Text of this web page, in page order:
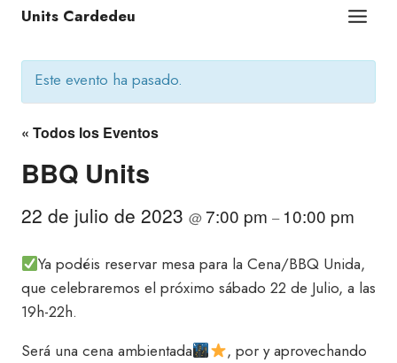
Units Cardedeu
Este evento ha pasado.
« Todos los Eventos
BBQ Units
22 de julio de 2023 @7:00 pm – 10:00 pm
Ya podéis reservar mesa para la Cena/BBQ Unida,
que celebraremos el próximo sábado 22 de Julio, a las
19h-22h.
Será una cena ambientada
, por y aprovechando